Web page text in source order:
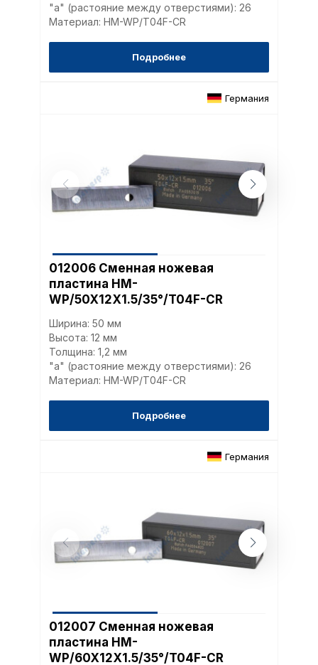
"a" (растояние между отверстиями): 26
Материал: HM-WP/T04F-CR
Подробнее
Германия
012006 Сменная ножевая
пластина HM-
WP/50X12X1.5/35°/T04F-CR
Ширина: 50 мм
Высота: 12 мм
Толщина: 1,2 мм
"a" (растояние между отверстиями): 26
Материал: HM-WP/T04F-CR
Подробнее
Германия
012007 Сменная ножевая
пластина HM-
WP/60X12X1.5/35°/T04F-CR
согласие) в любое
путем перехода по
настроек cookie».
Перед тем как
параметров
обработки
Технические
cookie-файлы
Внимание:
страницы и
Сохранить выбор